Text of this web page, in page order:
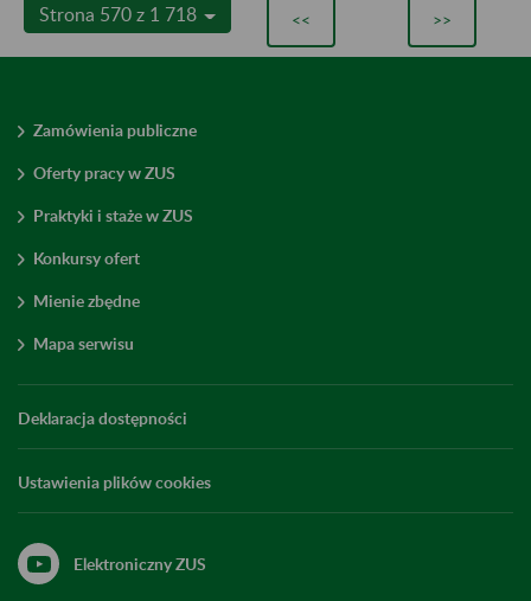
Strona 570 z 1 718 << >>
Zamówienia publiczne
Oferty pracy w ZUS
Praktyki i staże w ZUS
Konkursy ofert
Mienie zbędne
Mapa serwisu
Deklaracja dostępności
Ustawienia plików cookies
Elektroniczny ZUS